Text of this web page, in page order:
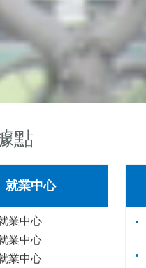
點
就業中心
業中心
業中心
業中心